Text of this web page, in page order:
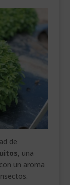
de
, una
un aroma